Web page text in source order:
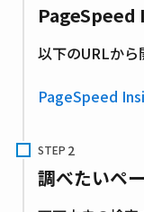
PageSpeed
以下のURLから
PageSpeed
STEP
調べたいペ